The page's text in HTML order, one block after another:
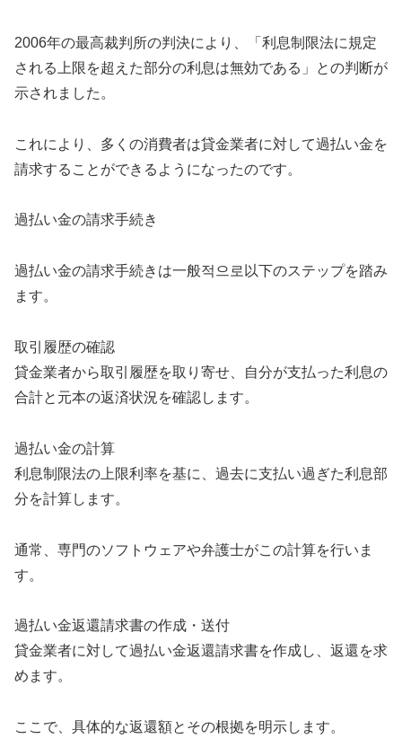
2006年の最高裁判所の判決により、「利息制限法に規定
される上限を超えた部分の利息は無効である」との判断が
示されました。
これにより、多くの消費者は貸金業者に対して過払い金を
請求することができるようになったのです。
過払い金の請求手続き
過払い金の請求手続きは一般적으로以下のステップを踏み
ます。
取引履歴の確認
貸金業者から取引履歴を取り寄せ、自分が支払った利息の
合計と元本の返済状況を確認します。
過払い金の計算
利息制限法の上限利率を基に、過去に支払い過ぎた利息部
分を計算します。
通常、専門のソフトウェアや弁護士がこの計算を行いま
す。
過払い金返還請求書の作成・送付
貸金業者に対して過払い金返還請求書を作成し、返還を求
めます。
ここで、具体的な返還額とその根拠を明示します。